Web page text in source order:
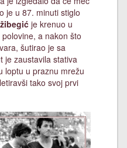
je u 87. minuti stiglo
je krenuo u
a nakon što
šutirao je sa
je zaustavila stativa
loptu u praznu mrežu
tako svoj prvi